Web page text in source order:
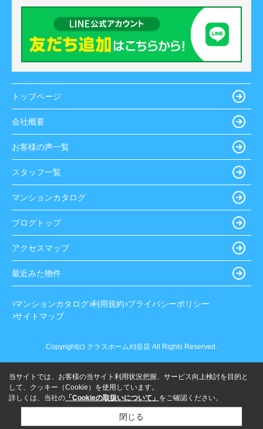
トップページ
会社概要
お客様の声一覧
スタッフ一覧
マンションカタログ
ブログトップ
アクセスマップ
最近みた物件
マンションカタログ 利用規約 プライバシーポリシー
サイトマップ
Copyright(c) クラスホーム刈谷店 All Rights Reserved.
当サイトでは、お客様の当サイト利用状況把握、サービス向上検討を目的と
して、クッキー（Cookie）を使用しています。
詳しくは、当社の 「Cookieの取扱いについて」 をご確認ください。
閉じる